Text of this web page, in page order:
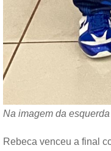
Na imagem da
Rebeca venceu a final